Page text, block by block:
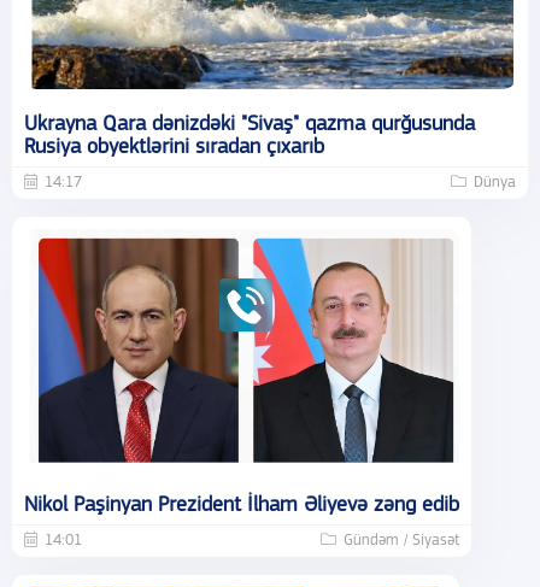
Ukrayna Qara dənizdəki "Sivaş" qazma qurğusunda
Rusiya obyektlərini sıradan çıxarıb
14:17 Dünya
Nikol Paşinyan Prezident İlham Əliyevə zəng edib
14:01 Gündəm / Siyasət